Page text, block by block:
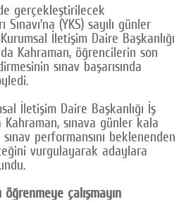
gerçekleştirilecek
(YKS) sayılı günler
İletişim Daire Başkanlığı
Kahraman, öğrencilerin son
sınav başarısında
İletişim Daire Başkanlığı İş
sınava günler kala
performansını beklenenden
vurgulayarak adaylara
çalışmayın